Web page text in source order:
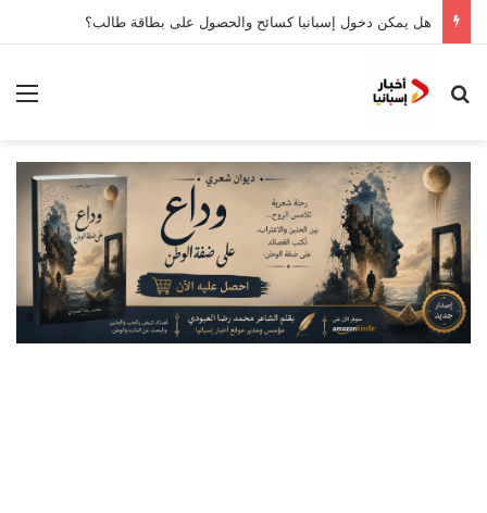
هل يمكن دخول إسبانيا كسائح والحصول على بطاقة طالب؟
بحث عن